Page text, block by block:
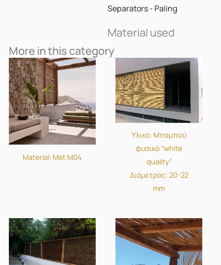
Separators - Paling
Material used
More in this category
Material: Mat Μ04
Υλικό: Μπαμπού
φυσικό “white
quality”
Διάμετρος: 20-22
mm